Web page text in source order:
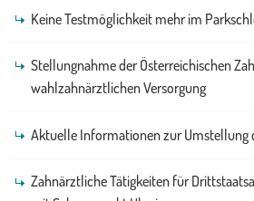
Keine Testmöglichkeit mehr im
Stellungnahme der Österreichischen
wahlzahnärztlichen Versorgung
Aktuelle Informationen zur Umstellung
Zahnärztliche Tätigkeiten für